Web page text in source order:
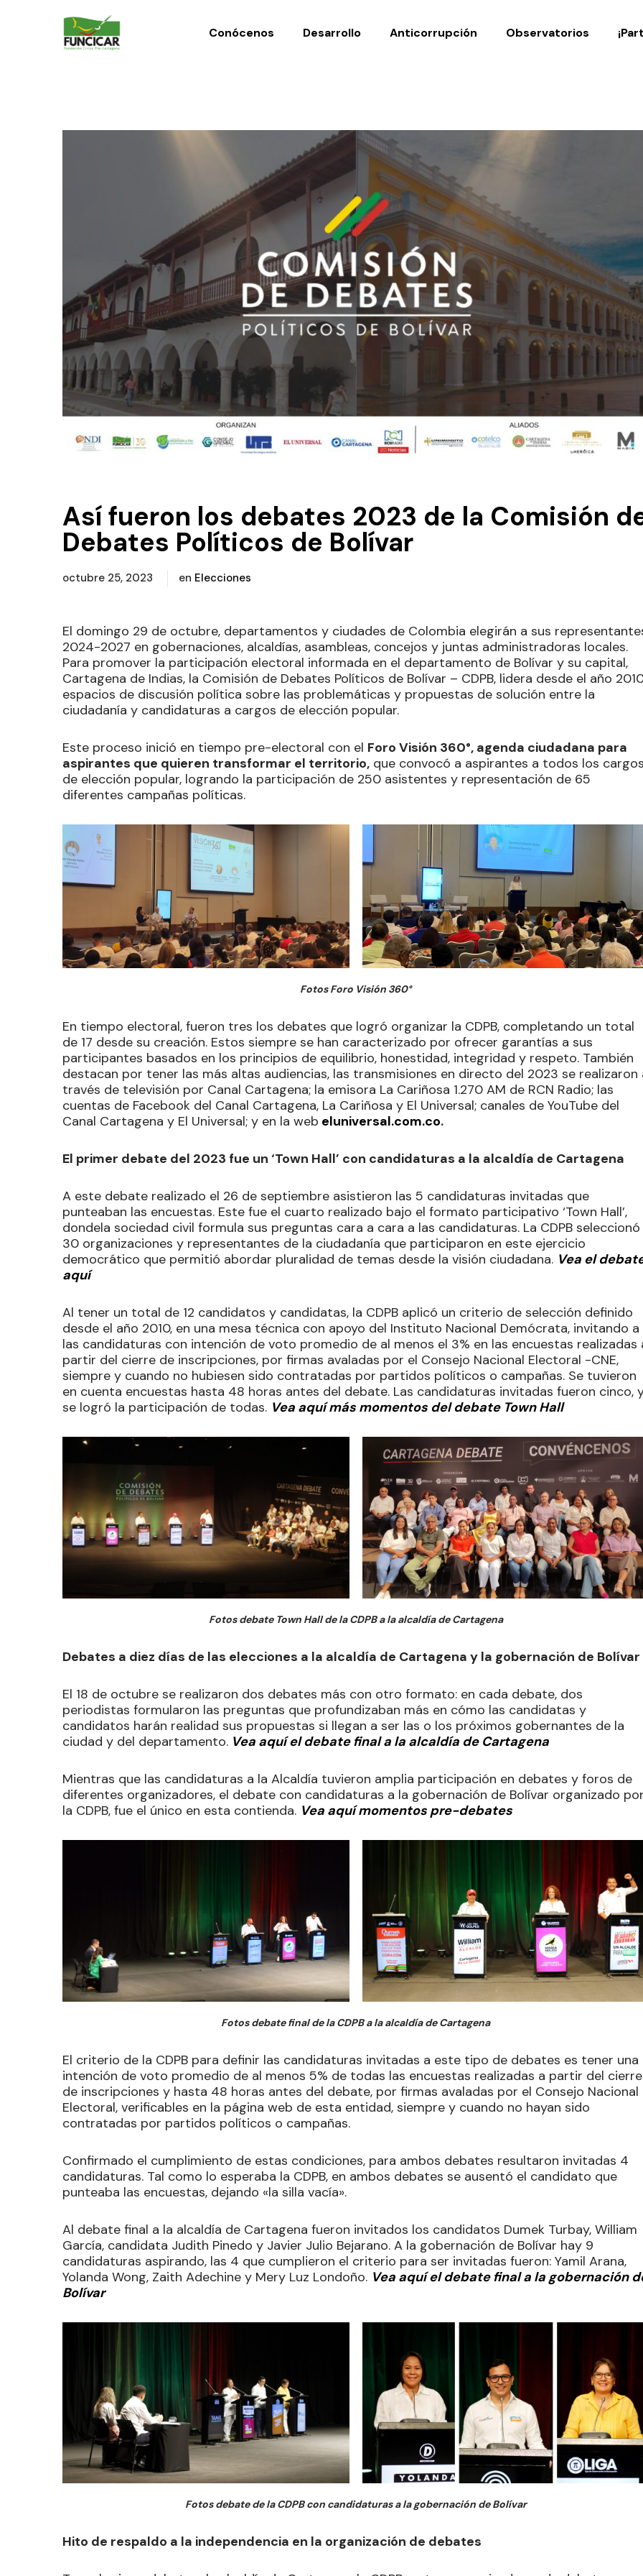
Conócenos Desarrollo Anticorrupción Observatorios
Así fueron los debates 2023 de la Comisión
Debates Políticos de Bolívar
octubre 25, 2023 en Elecciones
El domingo 29 de octubre, departamentos y ciudades de Colombia elegirán a sus
2024-2027 en gobernaciones, alcaldías, asambleas, concejos y juntas administradoras locales.
Para promover la participación electoral informada en el departamento de Bolívar y su capital,
Cartagena de Indias, la Comisión de Debates Políticos de Bolívar – CDPB, lidera desde el año
espacios de discusión política sobre las problemáticas y propuestas de solución entre la
ciudadanía y candidaturas a cargos de elección popular.
Este proceso inició en tiempo pre-electoral con el Foro Visión 360°, agenda ciudadana para
aspirantes que quieren transformar el territorio, que convocó a aspirantes a todos los
de elección popular, logrando la participación de 250 asistentes y representación de 65
diferentes campañas políticas.
Fotos Foro Visión 360°
En tiempo electoral, fueron tres los debates que logró organizar la CDPB, completando un total
de 17 desde su creación. Estos siempre se han caracterizado por ofrecer garantías a sus
participantes basados en los principios de equilibrio, honestidad, integridad y respeto. También
destacan por tener las más altas audiencias, las transmisiones en directo del 2023 se realizaron
través de televisión por Canal Cartagena; la emisora La Cariñosa 1.270 AM de RCN Radio; las
cuentas de Facebook del Canal Cartagena, La Cariñosa y El Universal; canales de YouTube del
Canal Cartagena y El Universal; y en la web eluniversal.com.co.
El primer debate del 2023 fue un ‘Town Hall’ con candidaturas a la alcaldía de Cartagena
A este debate realizado el 26 de septiembre asistieron las 5 candidaturas invitadas que
punteaban las encuestas. Este fue el cuarto realizado bajo el formato participativo ‘Town Hall’,
dondela sociedad civil formula sus preguntas cara a cara a las candidaturas. La CDPB seleccionó
30 organizaciones y representantes de la ciudadanía que participaron en este ejercicio
democrático que permitió abordar pluralidad de temas desde la visión ciudadana. Vea el
aquí
Al tener un total de 12 candidatos y candidatas, la CDPB aplicó un criterio de selección definido
desde el año 2010, en una mesa técnica con apoyo del Instituto Nacional Demócrata, invitando a
las candidaturas con intención de voto promedio de al menos el 3% en las encuestas realizadas
partir del cierre de inscripciones, por firmas avaladas por el Consejo Nacional Electoral -CNE,
siempre y cuando no hubiesen sido contratadas por partidos políticos o campañas. Se tuvieron
en cuenta encuestas hasta 48 horas antes del debate. Las candidaturas invitadas fueron cinco,
se logró la participación de todas. Vea aquí más momentos del debate Town Hall
Fotos debate Town Hall de la CDPB a la alcaldía de Cartagena
Debates a diez días de las elecciones a la alcaldía de Cartagena y la gobernación de Bolívar
El 18 de octubre se realizaron dos debates más con otro formato: en cada debate, dos
periodistas formularon las preguntas que profundizaban más en cómo las candidatas y
candidatos harán realidad sus propuestas si llegan a ser las o los próximos gobernantes de la
ciudad y del departamento. Vea aquí el debate final a la alcaldía de Cartagena
Mientras que las candidaturas a la Alcaldía tuvieron amplia participación en debates y foros de
diferentes organizadores, el debate con candidaturas a la gobernación de Bolívar organizado
la CDPB, fue el único en esta contienda. Vea aquí momentos pre-debates
Fotos debate final de la CDPB a la alcaldía de Cartagena
El criterio de la CDPB para definir las candidaturas invitadas a este tipo de debates es tener una
intención de voto promedio de al menos 5% de todas las encuestas realizadas a partir del cierre
de inscripciones y hasta 48 horas antes del debate, por firmas avaladas por el Consejo Nacional
Electoral, verificables en la página web de esta entidad, siempre y cuando no hayan sido
contratadas por partidos políticos o campañas.
Confirmado el cumplimiento de estas condiciones, para ambos debates resultaron invitadas 4
candidaturas. Tal como lo esperaba la CDPB, en ambos debates se ausentó el candidato que
punteaba las encuestas, dejando «la silla vacía».
Al debate final a la alcaldía de Cartagena fueron invitados los candidatos Dumek Turbay, William
García, candidata Judith Pinedo y Javier Julio Bejarano. A la gobernación de Bolívar hay 9
candidaturas aspirando, las 4 que cumplieron el criterio para ser invitadas fueron: Yamil Arana,
Yolanda Wong, Zaith Adechine y Mery Luz Londoño. Vea aquí el debate final a la gobernación
Bolívar
Fotos debate de la CDPB con candidaturas a la gobernación de Bolívar
Hito de respaldo a la independencia en la organización de debates